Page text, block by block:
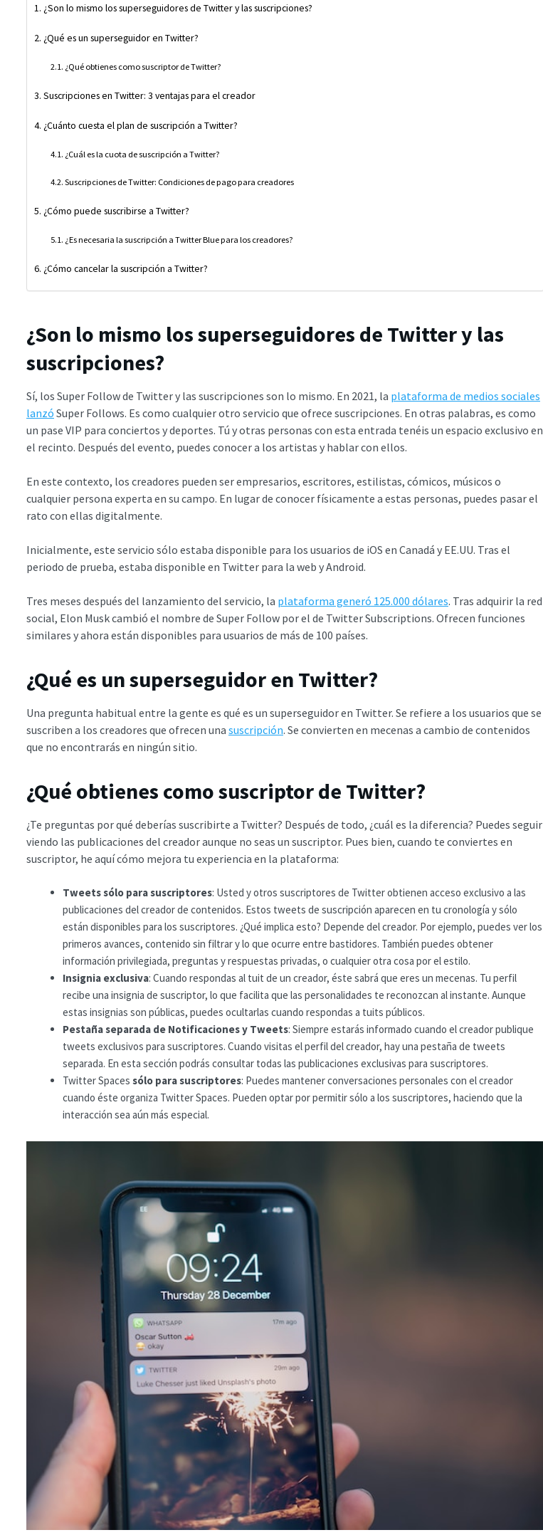
¿Son lo mismo los superseguidores de Twitter y las suscripciones?
¿Qué es un superseguidor en Twitter?
¿Qué obtienes como suscriptor de Twitter?
Suscripciones en Twitter: 3 ventajas para el creador
¿Cuánto cuesta el plan de suscripción a Twitter?
¿Cuál es la cuota de suscripción a Twitter?
Suscripciones de Twitter: Condiciones de pago para creadores
¿Cómo puede suscribirse a Twitter?
¿Es necesaria la suscripción a Twitter Blue para los creadores?
¿Cómo cancelar la suscripción a Twitter?
¿Son lo mismo los superseguidores de Twitter y las
suscripciones?
Sí, los Super Follow de Twitter y las suscripciones son lo mismo. En 2021, la plataforma de medios sociales
lanzó Super Follows. Es como cualquier otro servicio que ofrece suscripciones. En otras palabras, es como
un pase VIP para conciertos y deportes. Tú y otras personas con esta entrada tenéis un espacio exclusivo en
el recinto. Después del evento, puedes conocer a los artistas y hablar con ellos.
En este contexto, los creadores pueden ser empresarios, escritores, estilistas, cómicos, músicos o
cualquier persona experta en su campo. En lugar de conocer físicamente a estas personas, puedes pasar el
rato con ellas digitalmente.
Inicialmente, este servicio sólo estaba disponible para los usuarios de iOS en Canadá y EE.UU. Tras el
periodo de prueba, estaba disponible en Twitter para la web y Android.
Tres meses después del lanzamiento del servicio, la plataforma generó 125.000 dólares. Tras adquirir la red
social, Elon Musk cambió el nombre de Super Follow por el de Twitter Subscriptions. Ofrecen funciones
similares y ahora están disponibles para usuarios de más de 100 países.
¿Qué es un superseguidor en Twitter?
Una pregunta habitual entre la gente es qué es un superseguidor en Twitter. Se refiere a los usuarios que se
suscriben a los creadores que ofrecen una suscripción. Se convierten en mecenas a cambio de contenidos
que no encontrarás en ningún sitio.
¿Qué obtienes como suscriptor de Twitter?
¿Te preguntas por qué deberías suscribirte a Twitter? Después de todo, ¿cuál es la diferencia? Puedes seguir
viendo las publicaciones del creador aunque no seas un suscriptor. Pues bien, cuando te conviertes en
suscriptor, he aquí cómo mejora tu experiencia en la plataforma:
Tweets sólo para suscriptores: Usted y otros suscriptores de Twitter obtienen acceso exclusivo a las
publicaciones del creador de contenidos. Estos tweets de suscripción aparecen en tu cronología y sólo
están disponibles para los suscriptores. ¿Qué implica esto? Depende del creador. Por ejemplo, puedes ver los
primeros avances, contenido sin filtrar y lo que ocurre entre bastidores. También puedes obtener
información privilegiada, preguntas y respuestas privadas, o cualquier otra cosa por el estilo.
Insignia exclusiva: Cuando respondas al tuit de un creador, éste sabrá que eres un mecenas. Tu perfil
recibe una insignia de suscriptor, lo que facilita que las personalidades te reconozcan al instante. Aunque
estas insignias son públicas, puedes ocultarlas cuando respondas a tuits públicos.
Pestaña separada de Notificaciones y Tweets: Siempre estarás informado cuando el creador publique
tweets exclusivos para suscriptores. Cuando visitas el perfil del creador, hay una pestaña de tweets
separada. En esta sección podrás consultar todas las publicaciones exclusivas para suscriptores.
Twitter Spaces sólo para suscriptores: Puedes mantener conversaciones personales con el creador
cuando éste organiza Twitter Spaces. Pueden optar por permitir sólo a los suscriptores, haciendo que la
interacción sea aún más especial.